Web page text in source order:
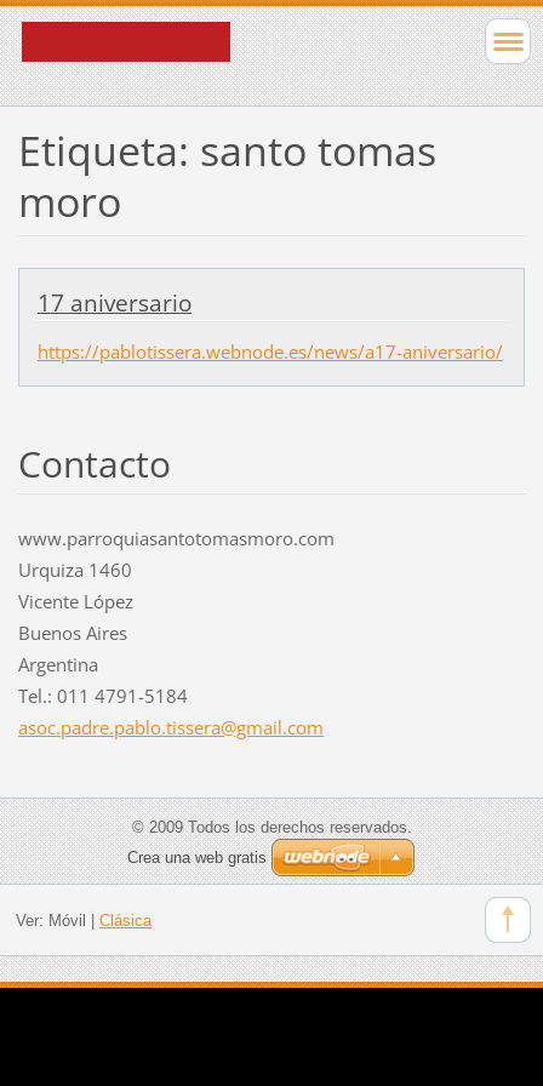
Etiqueta: santo tomas
moro
17 aniversario
https://pablotissera.webnode.es/news/a17-aniversario/
Contacto
www.parroquiasantotomasmoro.com
Urquiza 1460
Vicente López
Buenos Aires
Argentina
Tel.: 011 4791-5184
asoc.padre.pablo.tissera@gmail.com
© 2009 Todos los derechos reservados.
Crea una web gratis
Ver: Móvil Clásica